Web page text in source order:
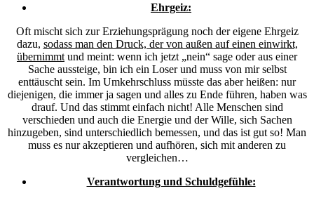
Ehrgeiz:
Oft mischt sich zur Erziehungsprägung noch der eigene Ehrgeiz
dazu, sodass man den Druck, der von außen auf einen einwirkt,
übernimmt und meint: wenn ich jetzt „nein“ sage oder aus einer
Sache aussteige, bin ich ein Loser und muss von mir selbst
enttäuscht sein. Im Umkehrschluss müsste das aber heißen: nur
diejenigen, die immer ja sagen und alles zu Ende führen, haben was
drauf. Und das stimmt einfach nicht! Alle Menschen sind
verschieden und auch die Energie und der Wille, sich Sachen
hinzugeben, sind unterschiedlich bemessen, und das ist gut so! Man
muss es nur akzeptieren und aufhören, sich mit anderen zu
vergleichen…
Verantwortung und Schuldgefühle: